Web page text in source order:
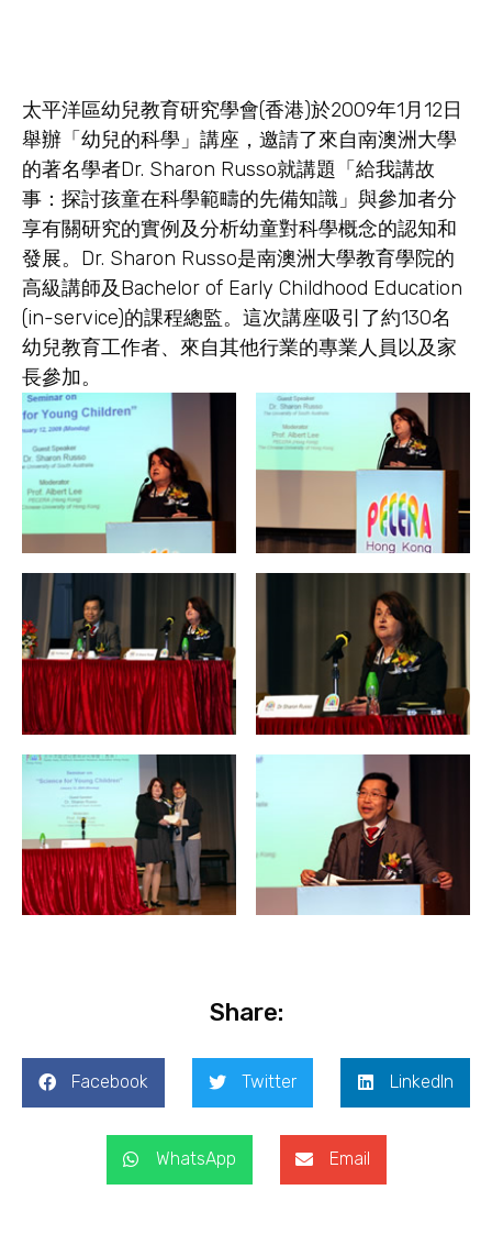
太平洋區幼兒教育研究學會(香港)於2009年1月12日
舉辦「幼兒的科學」講座，邀請了來自南澳洲大學
的著名學者Dr. Sharon Russo就講題「給我講故
事：探討孩童在科學範疇的先備知識」與參加者分
享有關研究的實例及分析幼童對科學概念的認知和
發展。Dr. Sharon Russo是南澳洲大學教育學院的
高級講師及Bachelor of Early Childhood Education
(in-service)的課程總監。這次講座吸引了約130名
幼兒教育工作者、來自其他行業的專業人員以及家
長參加。
Share:
Facebook Twitter LinkedIn
WhatsApp Email